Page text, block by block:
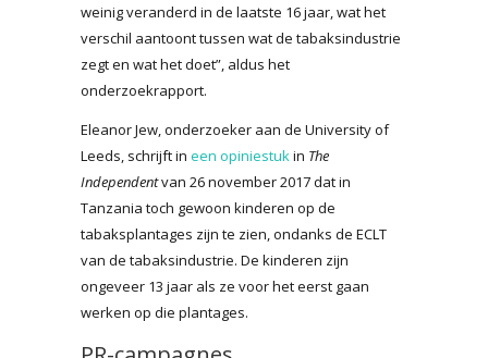
weinig veranderd in de laatste 16 jaar, wat het
verschil aantoont tussen wat de tabaksindustrie
zegt en wat het doet”, aldus het
onderzoekrapport.
Eleanor Jew, onderzoeker aan de University of
Leeds, schrijft in een opiniestukin The
Independentvan 26 november 2017 dat in
Tanzania toch gewoon kinderen op de
tabaksplantages zijn te zien, ondanks de ECLT
van de tabaksindustrie. De kinderen zijn
ongeveer 13 jaar als ze voor het eerst gaan
werken op die plantages.